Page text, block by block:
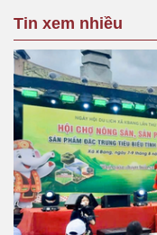
Tin xem nhiều